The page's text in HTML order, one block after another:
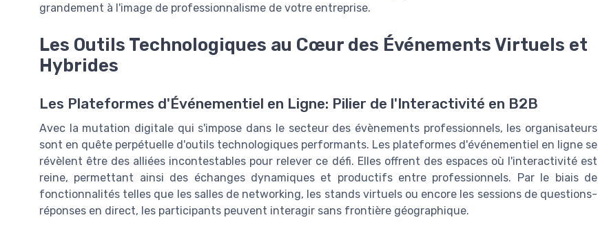
grandement à l'image de professionnalisme de votre entreprise.
Les Outils Technologiques au Cœur des Événements Virtuels et
Hybrides
Les Plateformes d'Événementiel en Ligne: Pilier de l'Interactivité en B2B
Avec la mutation digitale qui s'impose dans le secteur des évènements professionnels, les organisateurs
sont en quête perpétuelle d'outils technologiques performants. Les plateformes d'événementiel en ligne se
révèlent être des alliées incontestables pour relever ce défi. Elles offrent des espaces où l'interactivité est
reine, permettant ainsi des échanges dynamiques et productifs entre professionnels. Par le biais de
fonctionnalités telles que les salles de networking, les stands virtuels ou encore les sessions de questions-
réponses en direct, les participants peuvent interagir sans frontière géographique.